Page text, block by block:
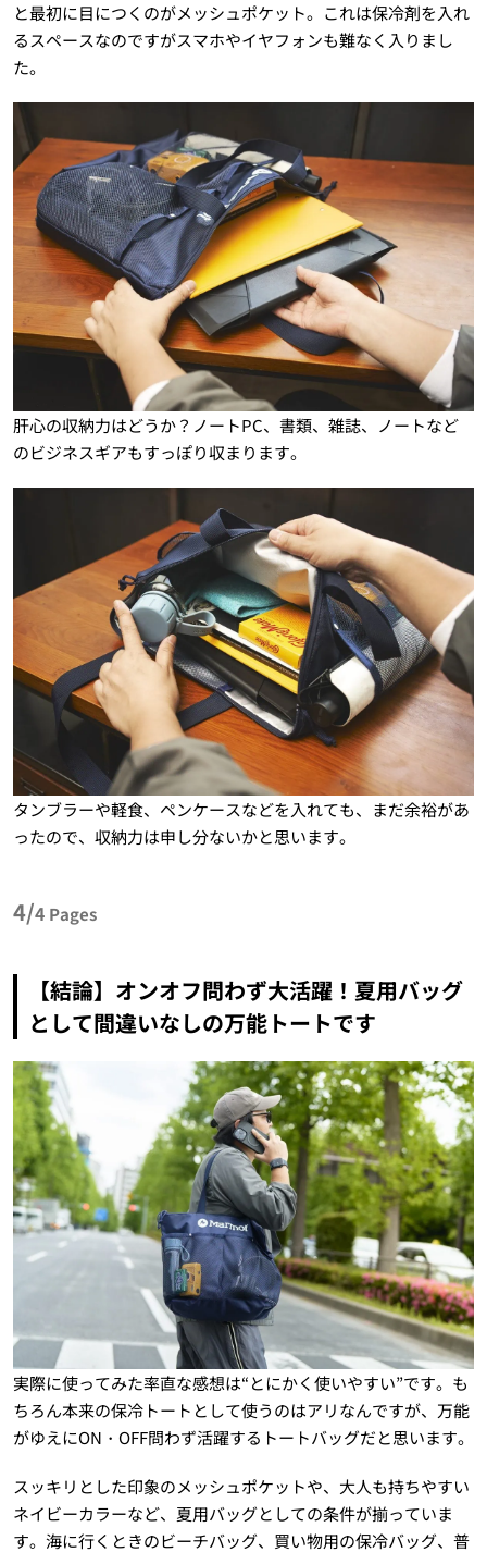
と最初に目につくのがメッシュポケット。これは保冷剤を入れ
るスペースなのですがスマホやイヤフォンも難なく入りまし
た。
肝心の収納力はどうか？ノートPC、書類、雑誌、ノートなど
のビジネスギアもすっぽり収まります。
タンブラーや軽食、ペンケースなどを入れても、まだ余裕があ
ったので、収納力は申し分ないかと思います。
4/4 Pages
【結論】オンオフ問わず大活躍！夏用バッグ
として間違いなしの万能トートです
実際に使ってみた率直な感想は“とにかく使いやすい”です。も
ちろん本来の保冷トートとして使うのはアリなんですが、万能
がゆえにON・OFF問わず活躍するトートバッグだと思います。
スッキリとした印象のメッシュポケットや、大人も持ちやすい
ネイビーカラーなど、夏用バッグとしての条件が揃っていま
す。海に行くときのビーチバッグ、買い物用の保冷バッグ、普